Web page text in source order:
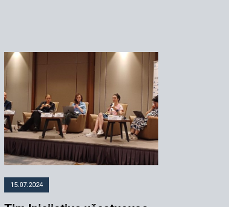
15.07.2024